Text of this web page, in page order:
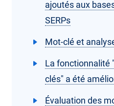
ajoutés aux
SERPs
Mot-clé et
La fonctionnalité
clés" a été
Évaluation des